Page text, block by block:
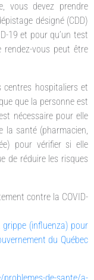
vous devez prendre
désigné (CDD)
19 et pour qu’un test
rendez-vous peut être
hospitaliers et
que la personne est
nécessaire pour elle
la santé (pharmacien,
pour vérifier si elle
de réduire les risques
contre la COVID-
(influenza) pour
du Québec